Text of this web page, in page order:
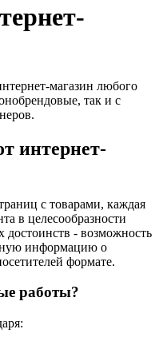
магазин любого
так и с
интернет-
с товарами, каждая
в целесообразности
- возможность
информацию о
формате.
работы?